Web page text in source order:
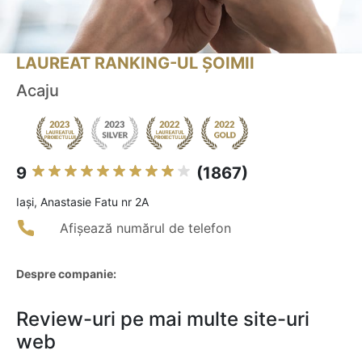
LAUREAT RANKING-UL ȘOIMII
Acaju
9 (1867)
Iaşi, Anastasie Fatu nr 2A
Afișează numărul de telefon
Despre companie:
Review-uri pe mai multe site-uri
web